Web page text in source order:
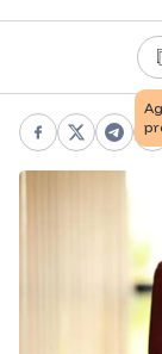
Facebook
X